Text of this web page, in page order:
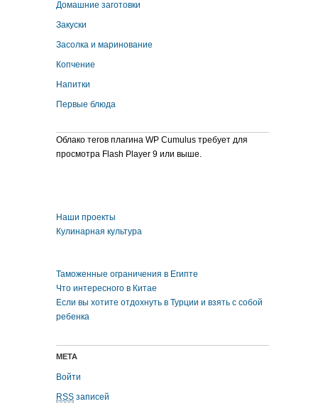
Домашние заготовки
Закуски
Засолка и маринование
Копчение
Напитки
Первые блюда
Облако тегов плагина WP Cumulus требует для
просмотра Flash Player 9 или выше.
Наши проекты
Кулинарная культура
Таможенные ограничения в Египте
Что интересного в Китае
Если вы хотите отдохнуть в Турции и взять с собой
ребенка
МЕТА
Войти
RSS записей